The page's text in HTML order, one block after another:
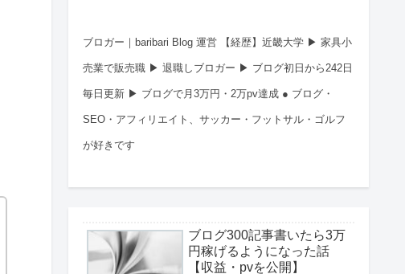
ブロガー｜baribari Blog 運営 【経歴】近畿大学 ▶︎ 家具小
売業で販売職 ▶︎ 退職しブロガー ▶︎ ブログ初日から242日
毎日更新 ▶︎ ブログで月3万円・2万pv達成 ● ブログ・
SEO・アフィリエイト、サッカー・フットサル・ゴルフ
が好きです
ブログ300記事書いたら3万
円稼げるようになった話
【収益・pvを公開】